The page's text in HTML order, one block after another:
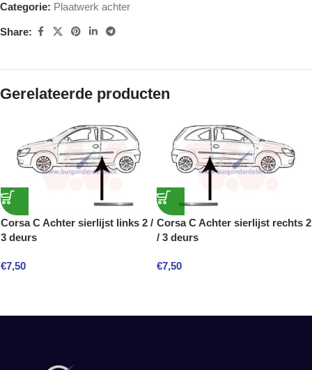
Categorie: Plaatwerk achter
Share:
Gerelateerde producten
Corsa C Achter sierlijst links 2 /
3 deurs
€7,50
Corsa C Achter sierlijst rechts 2
/ 3 deurs
€7,50